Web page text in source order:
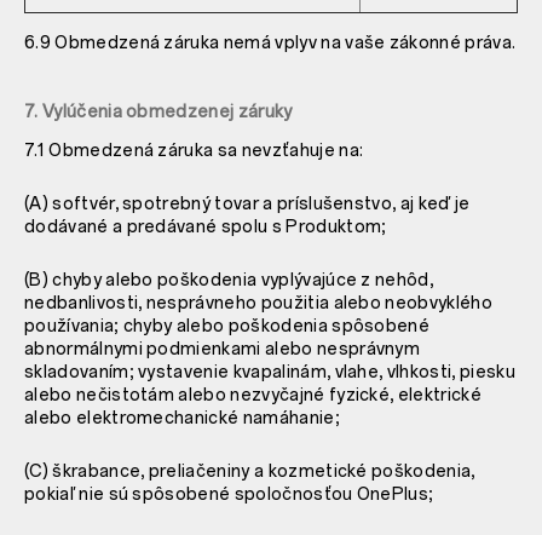
6.9 Obmedzená záruka nemá vplyv na vaše zákonné práva.
7. Vylúčenia obmedzenej záruky
7.1 Obmedzená záruka sa nevzťahuje na:
(A) softvér, spotrebný tovar a príslušenstvo, aj keď je
dodávané a predávané spolu s Produktom;
(B) chyby alebo poškodenia vyplývajúce z nehôd,
nedbanlivosti, nesprávneho použitia alebo neobvyklého
používania; chyby alebo poškodenia spôsobené
abnormálnymi podmienkami alebo nesprávnym
skladovaním; vystavenie kvapalinám, vlahe, vlhkosti, piesku
alebo nečistotám alebo nezvyčajné fyzické, elektrické
alebo elektromechanické namáhanie;
(C) škrabance, preliačeniny a kozmetické poškodenia,
pokiaľ nie sú spôsobené spoločnosťou OnePlus;